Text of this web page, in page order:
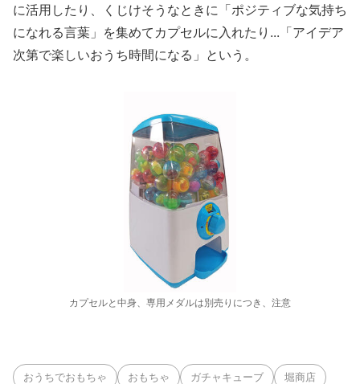
に活用したり、くじけそうなときに「ポジティブな気持ち
になれる言葉」を集めてカプセルに入れたり...「アイデア
次第で楽しいおうち時間になる」という。
カプセルと中身、専用メダルは別売りにつき、注意
おうちでおもちゃ おもちゃ ガチャキューブ 堀商店